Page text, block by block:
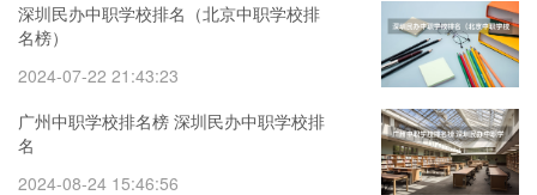
深圳民办中职学校排名（北京中职学校排
名榜）
2024-07-22 21:43:23
广州中职学校排名榜 深圳民办中职学校排
名
2024-08-24 15:46:56